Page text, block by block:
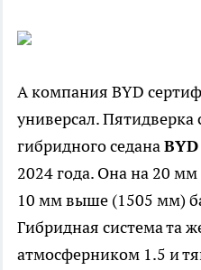
А компания BYD
универсал. Пятидверка
гибридного седана
2024 года. Она на 20
10 мм выше (1505 мм)
Гибридная система та
атмосферником 1.5 и